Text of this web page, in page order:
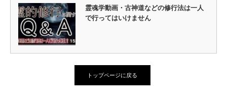
霊魂学動画・古神道などの修行法は一人
で行ってはいけません
トップページに戻る